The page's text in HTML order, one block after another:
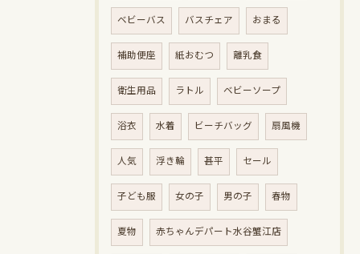
ベビーバス バスチェア おまる
補助便座 紙おむつ 離乳食
衛生用品 ラトル ベビーソープ
浴衣 水着 ビーチバッグ 扇風機
人気 浮き輪 甚平 セール
子ども服 女の子 男の子 春物
夏物 赤ちゃんデパート水谷蟹江店